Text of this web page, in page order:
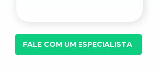
FALE COM UM ESPECIALISTA